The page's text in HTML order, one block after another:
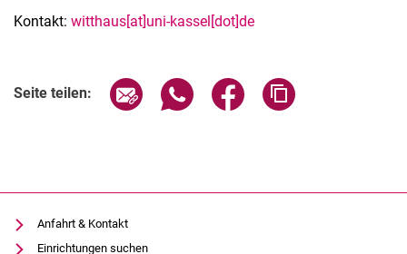
Kontakt: witthaus[at]uni-kassel[dot]de
Seite teilen: Seite über E-Mail teilen
Seite über WhatsApp teilen
Seite über Facebook
Anfahrt & Kontakt
Einrichtungen suchen